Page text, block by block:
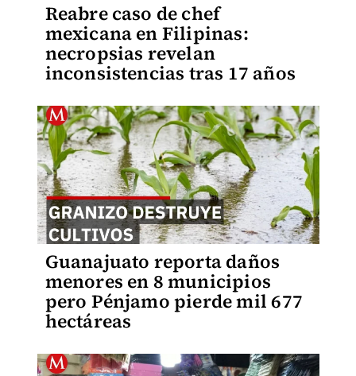
Reabre caso de chef
mexicana en Filipinas:
necropsias revelan
inconsistencias tras 17 años
Guanajuato reporta daños
menores en 8 municipios
pero Pénjamo pierde mil 677
hectáreas